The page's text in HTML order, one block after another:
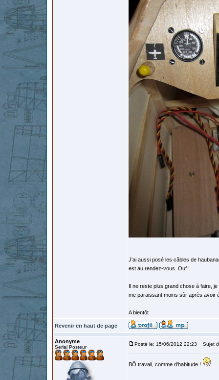
J'ai aussi posé les câbles de
est au rendez-vous. Ouf !
Il ne reste plus grand chose à faire,
me paraissant moins sûr après avoir
A bientôt
Revenir en haut de page
Anonyme
Serial Posteur
Posté le: 15/06/2012 22:23 Sujet
BÔ travail, comme d'habitude !